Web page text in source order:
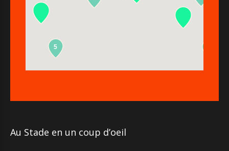
5
Au Stade en un coup d’oeil